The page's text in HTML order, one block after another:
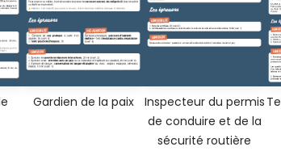
Gardien de la paix
Inspecteur du permis
de conduire et de la
sécurité routière